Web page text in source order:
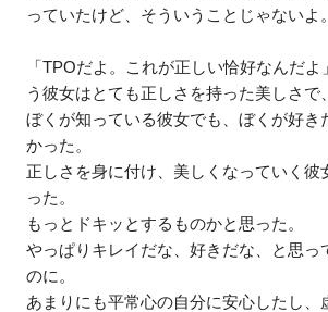
っていたけど、そういうことじゃないよ。
「TPOだよ。これが正しい恰好なんだ
う彼女はとても正しさを持った美しさで、
ぼくが知っている彼女でも、ぼくが好き
かった。
正しさを身に付け、美しくなっていく彼
った。
もっとドキッとするものかと思った。
やっぱりキレイだな、好きだな、と思っ
のに。
あまりにも平常心の自分に安心したし、